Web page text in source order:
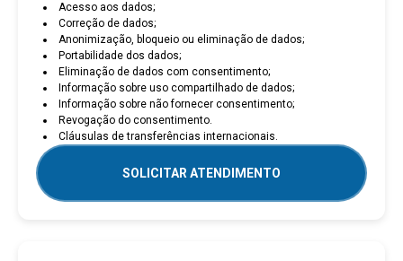
Acesso aos dados;
Correção de dados;
Anonimização, bloqueio ou eliminação de dados;
Portabilidade dos dados;
Eliminação de dados com consentimento;
Informação sobre uso compartilhado de dados;
Informação sobre não fornecer consentimento;
Revogação do consentimento.
Cláusulas de transferências internacionais.
SOLICITAR ATENDIMENTO